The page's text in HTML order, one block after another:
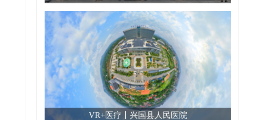
VR+医疗丨兴国县人民医院